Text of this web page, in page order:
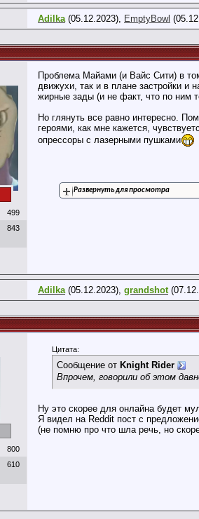
Adilka(05.12.2023), EmptyBowl
499
843
Проблема Майами (и Вайс Сити) в
движухи, так и в плане застройки и
жирные зады (и не факт, что по ним
Но глянуть все равно интересно.
героями, как мне кажется,
опрессоры с лазерными пушками
Развернуть для просмотра
Adilka(05.12.2023), grandshot
800
610
Цитата:
Сообщение от Knight Rider
Впрочем, говорили об этом
Ну это скорее для онлайна будет
Я видел на Reddit пост с
(не помню про что шла речь, но